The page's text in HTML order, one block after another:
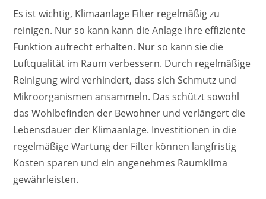
Es ist wichtig, Klimaanlage Filter regelmäßig zu
reinigen. Nur so kann kann die Anlage ihre effiziente
Funktion aufrecht erhalten. Nur so kann sie die
Luftqualität im Raum verbessern. Durch regelmäßige
Reinigung wird verhindert, dass sich Schmutz und
Mikroorganismen ansammeln. Das schützt sowohl
das Wohlbefinden der Bewohner und verlängert die
Lebensdauer der Klimaanlage. Investitionen in die
regelmäßige Wartung der Filter können langfristig
Kosten sparen und ein angenehmes Raumklima
gewährleisten.